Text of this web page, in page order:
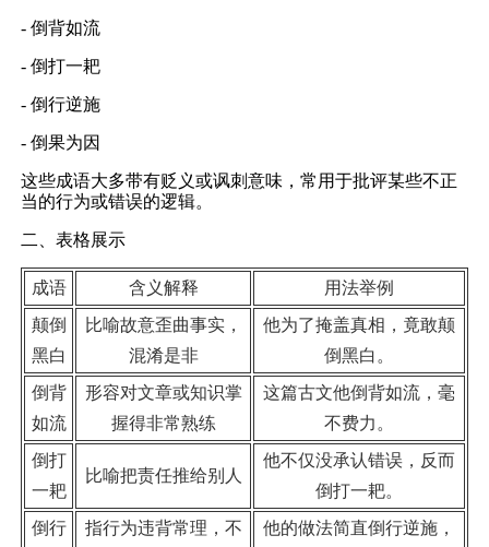
- 倒背如流
- 倒打一耙
- 倒行逆施
- 倒果为因
这些成语大多带有贬义或讽刺意味，常用于批评某些不正
当的行为或错误的逻辑。
二、表格展示
成语 含义解释
用法举例
颠倒
黑白
比喻故意歪曲事实，
混淆是非
他为了掩盖真相，竟敢颠
倒黑白。
倒背
如流
形容对文章或知识掌
握得非常熟练
这篇古文他倒背如流，毫
不费力。
倒打
一耙
比喻把责任推给别人
他不仅没承认错误，反而
倒打一耙。
倒行
指行为违背常理，不
他的做法简直倒行逆施，